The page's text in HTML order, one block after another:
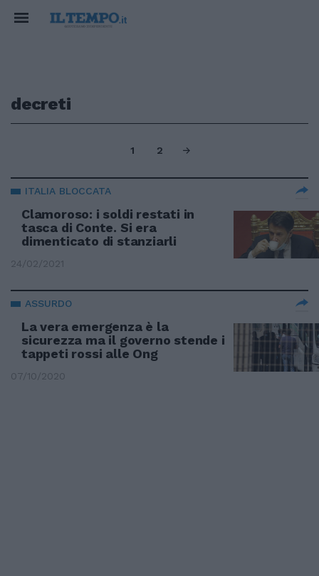
decreti
1 2
ITALIA BLOCCATA
Clamoroso: i soldi restati in
tasca di Conte. Si era
dimenticato di stanziarli
24/02/2021
ASSURDO
La vera emergenza è la
sicurezza ma il governo stende i
tappeti rossi alle Ong
07/10/2020